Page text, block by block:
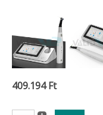
409.194 Ft